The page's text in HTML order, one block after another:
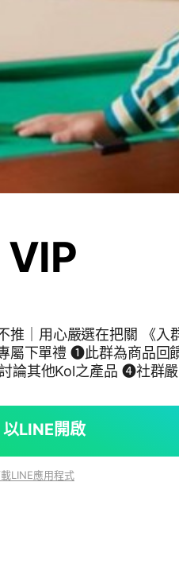
論其他Kol之產品 ❹社群嚴
以LINE開啟
LINE應用程式